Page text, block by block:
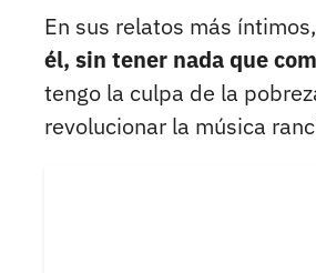
En sus relatos más
él, sin tener nada que
tengo la culpa de la
revolucionar la música